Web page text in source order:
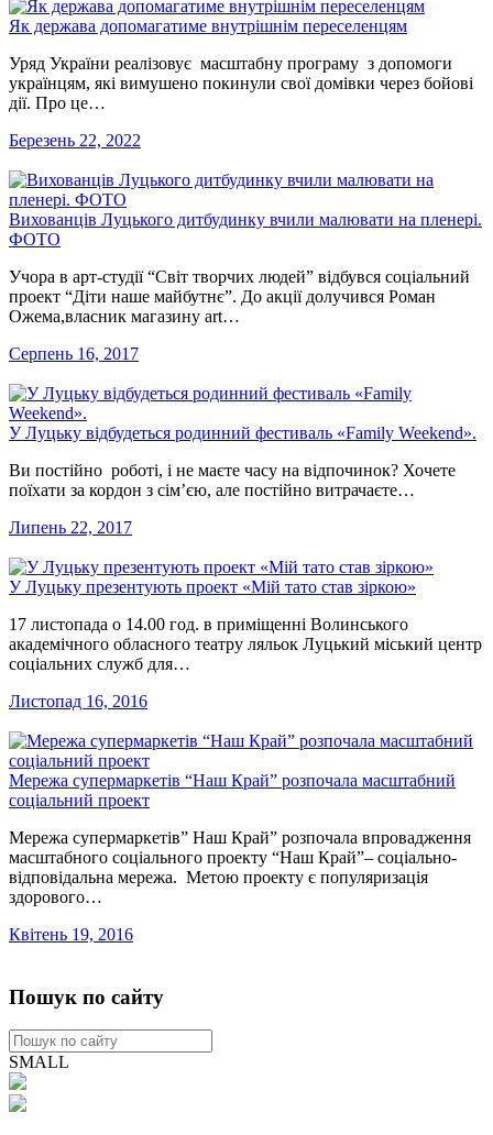
Як держава допомагатиме внутрішнім переселенцям
Уряд України реалізовує масштабну програму з допомоги
українцям, які вимушено покинули свої домівки через бойові
дії. Про це…
Березень 22, 2022
Вихованців Луцького дитбудинку вчили малювати на пленері.
ФОТО
Учора в арт-студії “Світ творчих людей” відбувся соціальний
проект “Діти наше майбутнє”. До акції долучився Роман
Ожема,власник магазину art…
Серпень 16, 2017
У Луцьку відбудеться родинний фестиваль «Family Weekend».
Ви постійно роботі, і не маєте часу на відпочинок? Хочете
поїхати за кордон з сім’єю, але постійно витрачаєте…
Липень 22, 2017
У Луцьку презентують проект «Мій тато став зіркою»
17 листопада о 14.00 год. в приміщенні Волинського
академічного обласного театру ляльок Луцький міський центр
соціальних служб для…
Листопад 16, 2016
Мережа супермаркетів “Наш Край” розпочала масштабний
соціальний проект
Мережа супермаркетів” Наш Край” розпочала впровадження
масштабного соціального проекту “Наш Край”– соціально-
відповідальна мережа. Метою проекту є популяризація
здорового…
Квітень 19, 2016
Пошук по сайту
SMALL